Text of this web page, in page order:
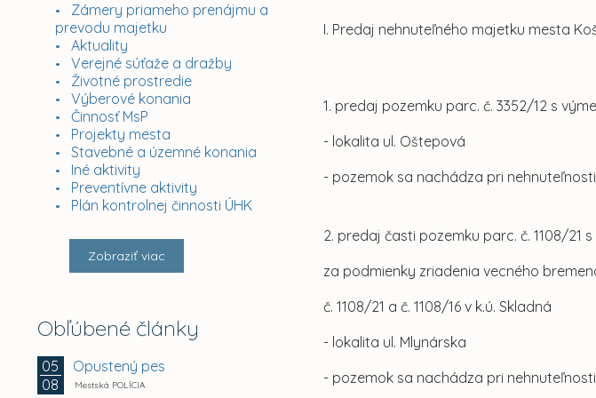
Zámery priameho prenájmu a
prevodu majetku
Aktuality
Verejné súťaže a dražby
Životné prostredie
Výberové konania
Činnosť MsP
Projekty mesta
Stavebné a územné konania
Iné aktivity
Preventívne aktivity
Plán kontrolnej činnosti ÚHK
Zobraziť viac
Obľúbené články
05
08
Opustený pes
Mestská POLÍCIA
I. Predaj nehnuteľného majetku mesta
1. predaj pozemku parc. č. 3352/12 s
- lokalita ul. Oštepová
- pozemok sa nachádza pri
2. predaj časti pozemku parc. č. 1108/21
za podmienky zriadenia vecného
č. 1108/21 a č. 1108/16 v k.ú. Skladná
- lokalita ul. Mlynárska
- pozemok sa nachádza pri